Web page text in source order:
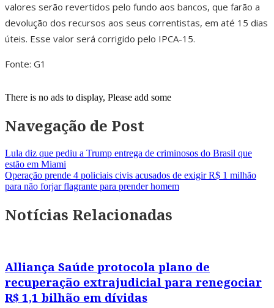
valores serão revertidos pelo fundo aos bancos, que farão a
devolução dos recursos aos seus correntistas, em até 15 dias
úteis. Esse valor será corrigido pelo IPCA-15.
Fonte: G1
There is no ads to display, Please add some
Navegação de Post
Lula diz que pediu a Trump entrega de criminosos do Brasil que
estão em Miami
Operação prende 4 policiais civis acusados de exigir R$ 1 milhão
para não forjar flagrante para prender homem
Notícias Relacionadas
Alliança Saúde protocola plano de
recuperação extrajudicial para renegociar
R$ 1,1 bilhão em dívidas